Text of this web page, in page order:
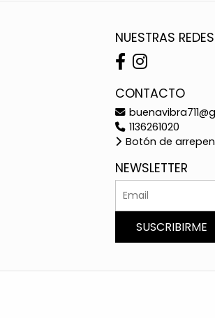
NUESTRAS
CONTACTO
1136261020
Botón de
NEWSLETTER
SUSCRIBIRME